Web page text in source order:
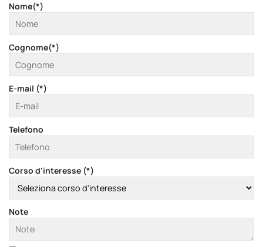
Nome(*)
Cognome(*)
E-mail (*)
Telefono
Corso d'interesse (*)
Note